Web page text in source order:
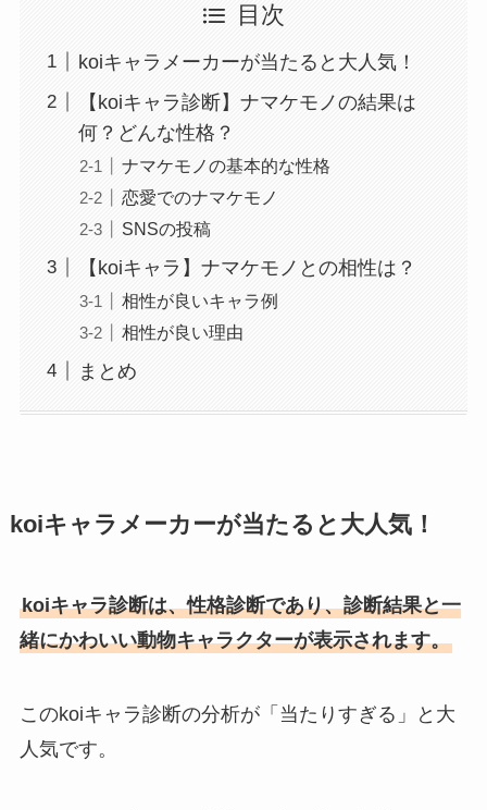
目次
koiキャラメーカーが当たると大人気！
【koiキャラ診断】ナマケモノの結果は
何？どんな性格？
ナマケモノの基本的な性格
恋愛でのナマケモノ
SNSの投稿
【koiキャラ】ナマケモノとの相性は？
相性が良いキャラ例
相性が良い理由
まとめ
koiキャラメーカーが当たると大人気！
koiキャラ診断は、性格診断であり、診断結果と一
緒にかわいい動物キャラクターが表示されます。
このkoiキャラ診断の分析が「当たりすぎる」と大
人気です。